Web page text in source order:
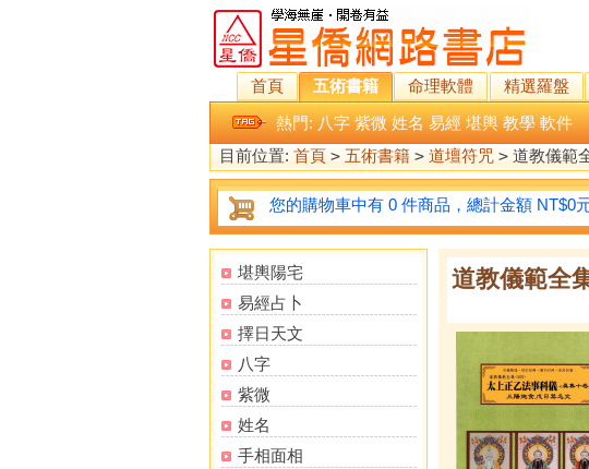
首頁 五術書籍 命理軟體 精選羅盤
熱門: 八字 紫微 姓名 易經 堪輿 教學 軟件
目前位置: 首頁 > 五術書籍 > 道壇符咒 > 道教儀範
您的購物車中有 0 件商品，總計金額 NT$0元
堪輿陽宅
易經占卜
擇日天文
八字
紫微
姓名
手相面相
道教儀範全